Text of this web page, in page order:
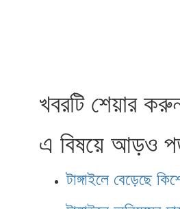
খবরটি শেয়ার
এ বিষয়ে আড়ও
টাঙ্গাইলে বেড়েছে